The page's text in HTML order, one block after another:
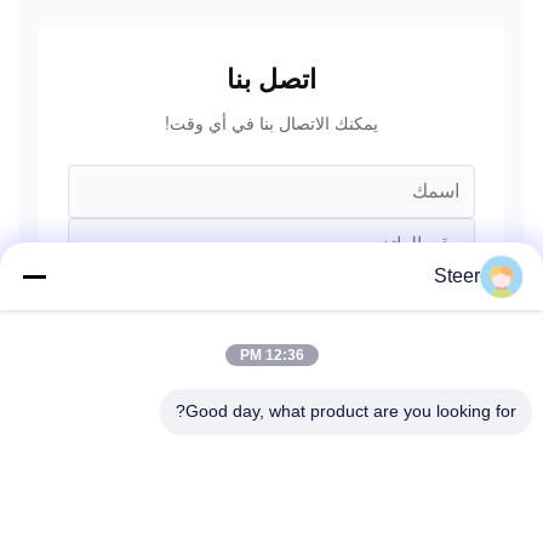
اتصل بنا
يمكنك الاتصال بنا في أي وقت!
Steer
12:36 PM
Good day, what product are you looking for?